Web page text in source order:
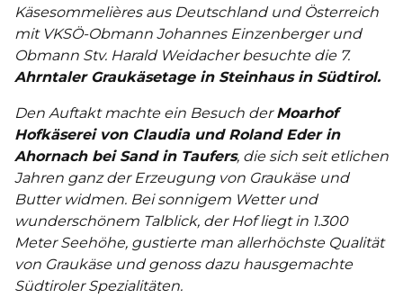
Käsesommelières aus Deutschland und Österreich
mit VKSÖ-Obmann Johannes Einzenberger und
Obmann Stv. Harald Weidacher besuchte die 7.
Ahrntaler Graukäsetage in Steinhaus in Südtirol.
Den Auftakt machte ein Besuch derMoarhof
Hofkäserei von Claudia und Roland Eder in
Ahornach bei Sand in Taufers, die sich seit etlichen
Jahren ganz der Erzeugung von Graukäse und
Butter widmen. Bei sonnigem Wetter und
wunderschönem Talblick, der Hof liegt in 1.300
Meter Seehöhe, gustierte man allerhöchste Qualität
von Graukäse und genoss dazu hausgemachte
Südtiroler Spezialitäten.